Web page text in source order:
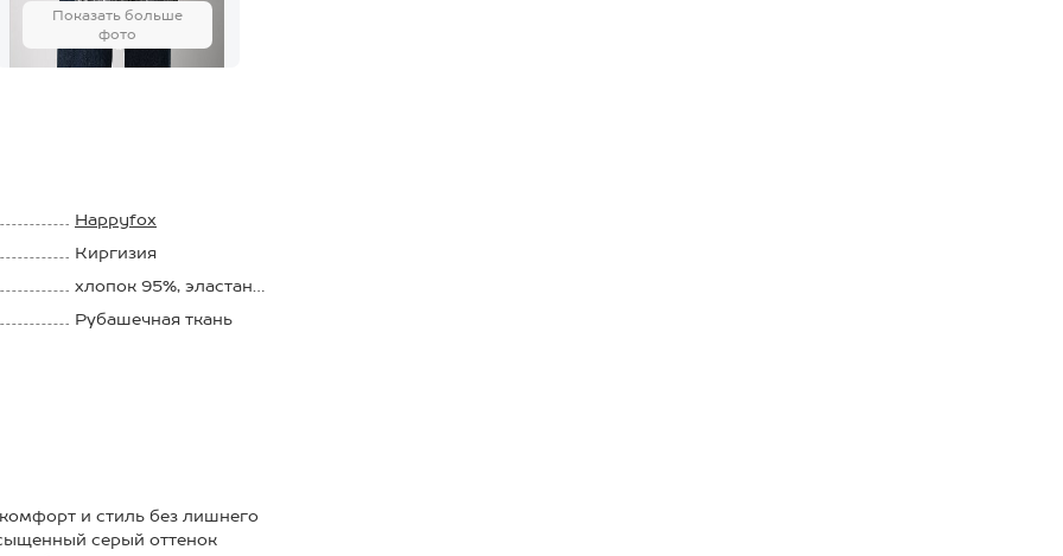
Показать больше
фото
Happyfox
Киргизия
хлопок 95%, эластан
5%
Рубашечная ткань
и стиль без лишнего
серый оттенок